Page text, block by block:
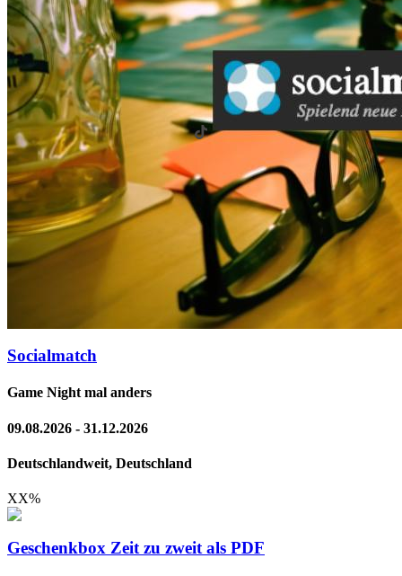
Socialmatch
Game Night mal anders
09.08.2026 - 31.12.2026
Deutschlandweit, Deutschland
XX%
Geschenkbox Zeit zu zweit als PDF